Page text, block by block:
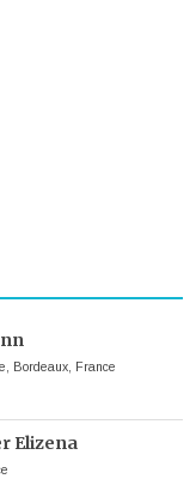
Bordeaux, France
Elizena